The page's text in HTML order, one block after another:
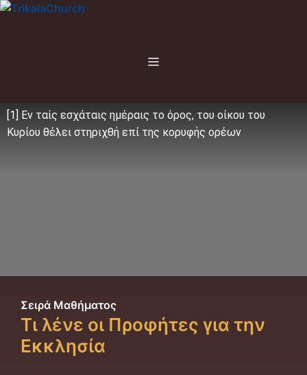
Μετάβαση
Menu
[1] Εν ταίς εσχάταις ημέραις το όρος, του οίκου του
Κυρίου θέλει στηριχθή επί της κορυφής ορέων
Σειρά Μαθήματος
Τι λένε οι Προφήτες για την
Εκκλησία